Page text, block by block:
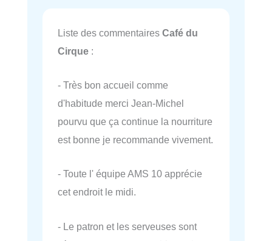
Liste des commentaires Café du
Cirque :
- Très bon accueil comme
d'habitude merci Jean-Michel
pourvu que ça continue la nourriture
est bonne je recommande vivement.
- Toute l' équipe AMS 10 apprécie
cet endroit le midi.
- Le patron et les serveuses sont